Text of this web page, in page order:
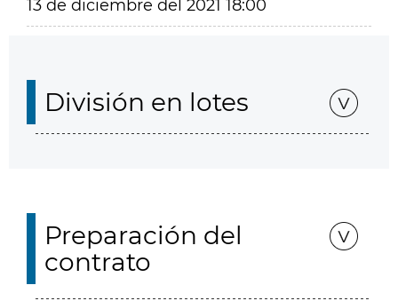
13 de diciembre del 2021 18:00
División en lotes
Preparación del
contrato